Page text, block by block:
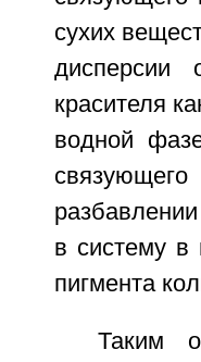
сухих
дисперсии
красителя
водной
в систему в
пигмента
Таким